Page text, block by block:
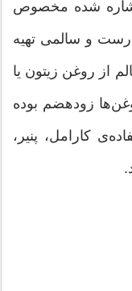
شده مخصوص
و سالمی تهیه
از روغن زیتون یا
زودهضم بوده
کارامل، پنیر،